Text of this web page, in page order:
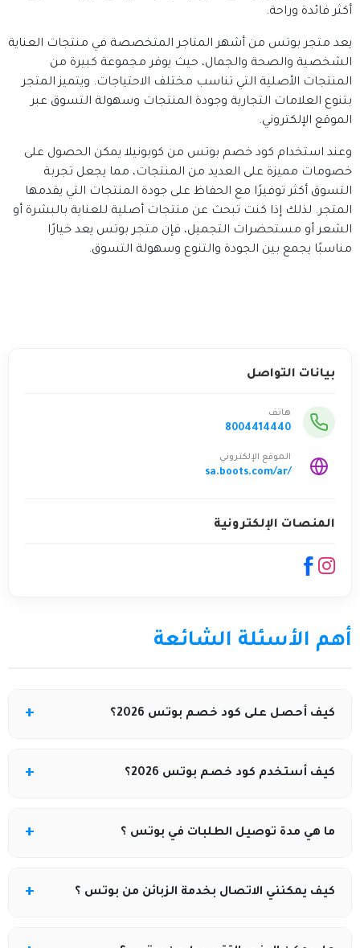
أكثر فائدة وراحة.
يعد متجر بوتس من أشهر المتاجر المتخصصة في منتجات العناية
الشخصية والصحة والجمال، حيث يوفر مجموعة كبيرة من
المنتجات الأصلية التي تناسب مختلف الاحتياجات. ويتميز المتجر
بتنوع العلامات التجارية وجودة المنتجات وسهولة التسوق عبر
الموقع الإلكتروني.
وعند استخدام كود خصم بوتس من كوبونيلا يمكن الحصول على
خصومات مميزة على العديد من المنتجات، مما يجعل تجربة
التسوق أكثر توفيرًا مع الحفاظ على جودة المنتجات التي يقدمها
المتجر. لذلك إذا كنت تبحث عن منتجات أصلية للعناية بالبشرة أو
الشعر أو مستحضرات التجميل، فإن متجر بوتس يعد خيارًا
مناسبًا يجمع بين الجودة والتنوع وسهولة التسوق.
بيانات التواصل
هاتف
8004414440
الموقع الإلكتروني
sa.boots.com/ar/
المنصات الإلكترونية
أهم الأسئلة الشائعة
كيف أحصل على كود خصم بوتس 2026؟
كيف أستخدم كود خصم بوتس 2026؟
أضف المنتجات التي تريدها إلى سلة التسوق، ثم أدخل كود
ما هي مدة توصيل الطلبات في بوتس ؟
عادةً يتم توصيل الطلبات داخل الرياض خلال 24 ساعة
كيف يمكنني الاتصال بخدمة الزبائن من بوتس ؟
يمكنك التواصل مع خدمة عملاء بوتس بعدة طرق: